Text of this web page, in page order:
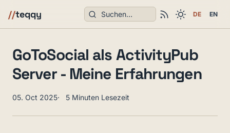
//teqqy Suchen DE EN
GoToSocial als ActivityPub
Server - Meine Erfahrungen
05. Oct 2025 5 Minuten Lesezeit